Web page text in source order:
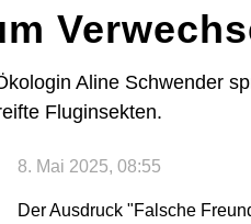
Aline Schwender
Fluginsekten.
8. Mai 2025, 08:55
Der Ausdruck "Falsche